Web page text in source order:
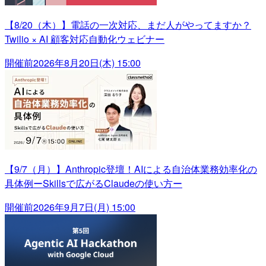
【8/20（木）】電話の一次対応、まだ人がやってますか？
Twilio × AI 顧客対応自動化ウェビナー
開催前2026年8月20日(木) 15:00
【9/7（月）】Anthropic登壇！AIによる自治体業務効率化の
具体例ーSkillsで広がるClaudeの使い方ー
開催前2026年9月7日(月) 15:00